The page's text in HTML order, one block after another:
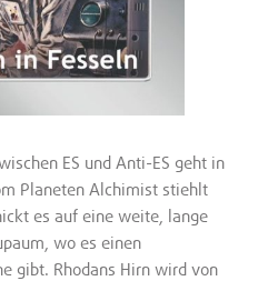
ES und Anti-ES geht in
Planeten Alchimist stiehlt
es auf eine weite, lange
wo es einen
gibt. Rhodans Hirn wird von